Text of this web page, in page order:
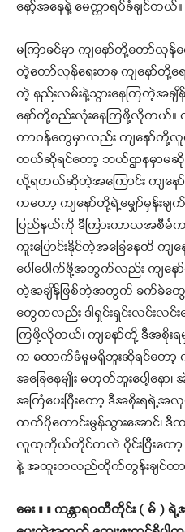
နော့်အနေနဲ့ မေတ္တာရပ်ခံချင်တယ်။
မကြာခင်မှာ ကျနော်တို့တော်လှ
တဲ့တော်လှန်ရေးတခု ကျနော်တို့ရ
တဲ့ နည်းလမ်းနဲ့သွားနေကြတဲ့အချိ
နော်တို့စည်းလုံးနေကြဖို့လိုတယ်။
တာဝန်တွေမှာလည်း ကျနော်တို့
တယ်ဆိုရင်တော့ ဘယ်ဌာနမှာမဆို
လို့ရတယ်ဆိုတဲ့အကြောင်း ကျနော်
ကတော့ ကျနော်တို့ရဲ့မျှော်မှန်းခ
ပြည်နယ်ကို ဒီကြားကာလအစီ
ကူးပြောင်းနိုင်တဲ့အခြေနေထိ က
ပေါ်ပေါက်ဖို့အတွက်လည်း ကျနော်
တဲ့အချိန်ဖြစ်တဲ့အတွက် ခက်ခဲတွ
တွေကလည်း ဒါရှင်းရှင်းလင်းလ
ကြဖို့လိုတယ်၊ ကျနော်တို့ ဒီအစို
က ထောက်ခံမှုမရှိဘူးဆိုရင်တော့
အခြေနေမျိုး မဟုတ်ဘူးပေါ့နော၊
အကြံပေးပြီးတော့ ဒီအစိုးရရဲ့အ
ထက်ပိုကောင်းမွန်သွားအောင်၊
လူထုကိုယ်တိုင်ကလဲ ဝိုင်းပြီးတော့
နဲ့ အထူးတလည်တိုက်တွန်းချင်တာ
မေး ။ ။ ကန္တာရဝတီတိုင်း ( မ် ) ရဲ့